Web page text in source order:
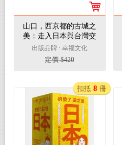
山口，西京都的古城之
美：走入日本與台灣交
錯的時空之旅
出版品牌 : 幸福文化
定價 $420
扣抵 8 冊